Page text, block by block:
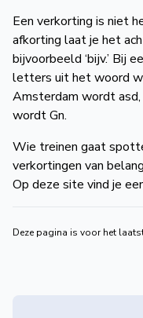
Een verkorting is niet
afkorting laat je het
bijvoorbeeld ‘bijv.’ Bij
letters uit het woord
Amsterdam wordt
wordt Gn.
Wie treinen gaat
verkortingen van
Op deze site vind je
Deze pagina is voor het